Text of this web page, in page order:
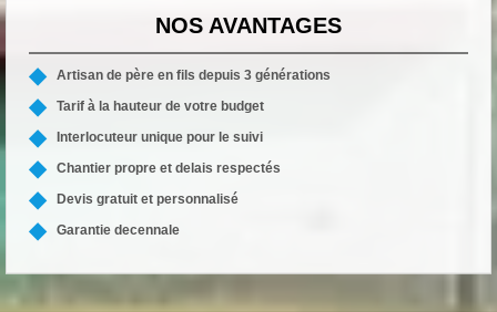
NOS AVANTAGES
Artisan de père en fils depuis 3 générations
Tarif à la hauteur de votre budget
Interlocuteur unique pour le suivi
Chantier propre et delais respectés
Devis gratuit et personnalisé
Garantie decennale